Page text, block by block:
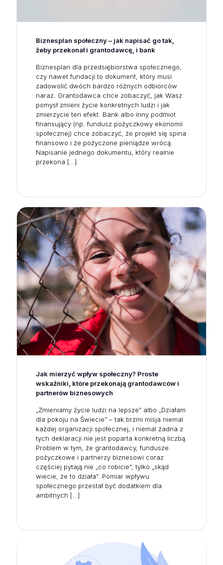
Biznesplan społeczny – jak napisać go tak,
żeby przekonał i grantodawcę, i bank
Biznesplan dla przedsiębiorstwa społecznego,
czy nawet fundacji to dokument, który musi
zadowolić dwóch bardzo różnych odbiorców
naraz. Grantodawca chce zobaczyć, jak Wasz
pomysł zmieni życie konkretnych ludzi i jak
zmierzycie ten efekt. Bank albo inny podmiot
finansujący (np. fundusz pożyczkowy ekonomii
społecznej) chce zobaczyć, że projekt się spina
finansowo i że pożyczone pieniądze wrócą.
Napisanie jednego dokumentu, który realnie
przekona […]
Jak mierzyć wpływ społeczny? Proste
wskaźniki, które przekonają grantodawców i
partnerów biznesowych
„Zmieniamy życie ludzi na lepsze” albo „Działam
dla pokoju na Świecie” – tak brzmi misja niemal
każdej organizacji społecznej, i niemal żadna z
tych deklaracji nie jest poparta konkretną liczbą.
Problem w tym, że grantodawcy, fundusze
pożyczkowe i partnerzy biznesowi coraz
częściej pytają nie „co robicie”, tylko „skąd
wiecie, że to działa”. Pomiar wpływu
społecznego przestał być dodatkiem dla
ambitnych […]